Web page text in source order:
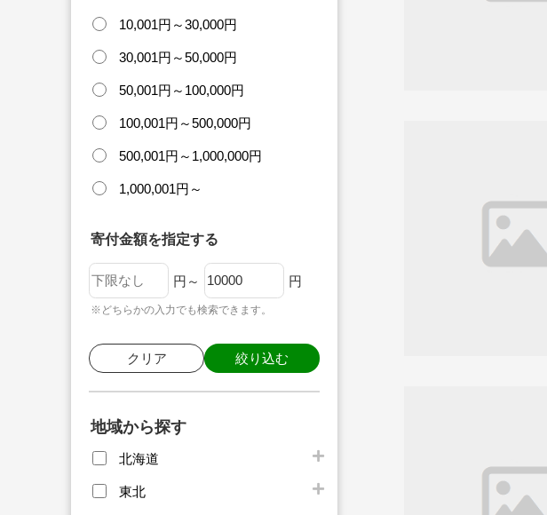
10,001円～30,000円
30,001円～50,000円
50,001円～100,000円
100,001円～500,000円
500,001円～1,000,000円
1,000,001円～
寄付金額を指定する
円～ 円
※どちらかの入力でも検索できます。
クリア 絞り込む
地域から探す
北海道
東北